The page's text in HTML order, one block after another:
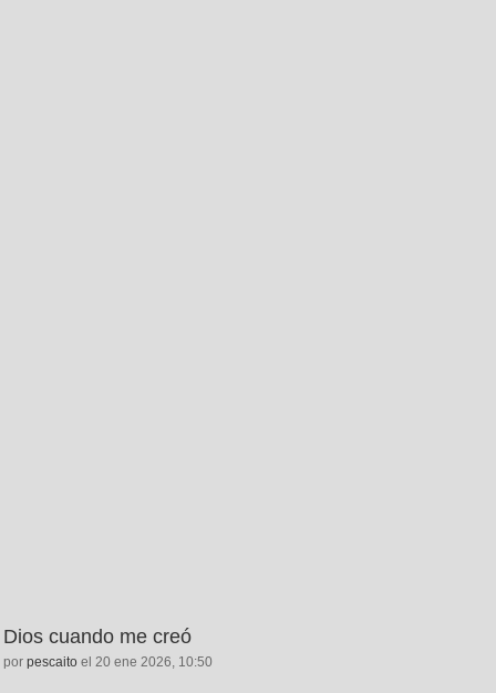
Dios cuando me creó
por pescaito el 20 ene 2026, 10:50